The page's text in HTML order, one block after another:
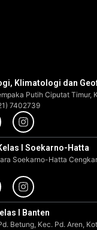
Klimatologi dan
Putih Ciputat Timur,
7402739
I Soekarno-Hatta
Soekarno-Hatta
I Banten
Betung, Kec. Pd. Aren,